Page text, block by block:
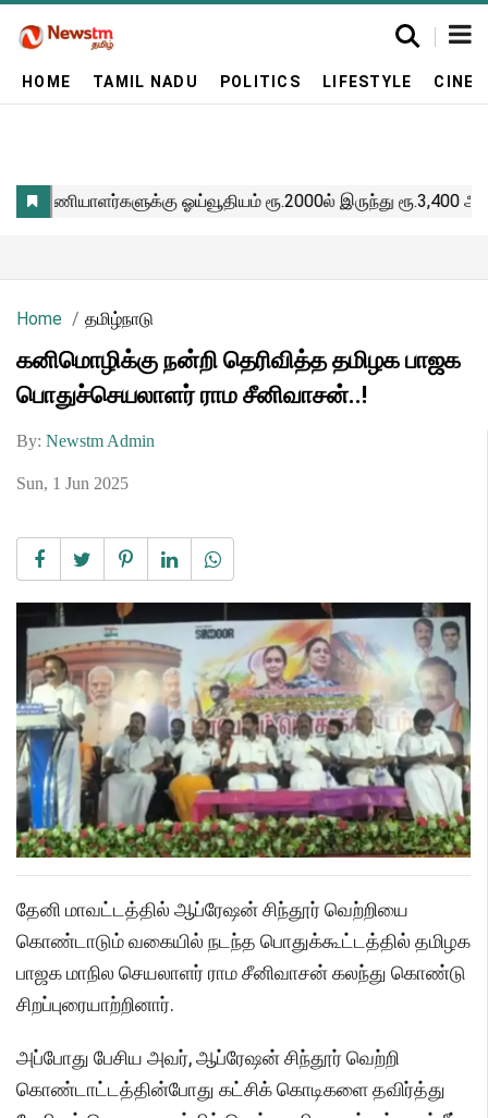
HOME TAMIL NADU POLITICS LIFESTYLE
Home தமிழ்நாடு
கனிமொழிக்கு நன்றி தெரிவித்த தமிழக பாஜக
பொதுச்செயலாளர் ராம சீனிவாசன்..!
By: Newstm Admin
Sun, 1 Jun 2025
தேனி மாவட்டத்தில் ஆப்ரேஷன் சிந்தூர் வெற்றியை
கொண்டாடும் வகையில் நடந்த பொதுக்கூட்டத்தில் தமிழக
பாஜக மாநில செயலாளர் ராம சீனிவாசன் கலந்து கொண்டு
சிறப்புரையாற்றினார்.
அப்போது பேசிய அவர், ஆப்ரேஷன் சிந்தூர் வெற்றி
கொண்டாட்டத்தின்போது கட்சிக் கொடிகளை தவிர்த்து